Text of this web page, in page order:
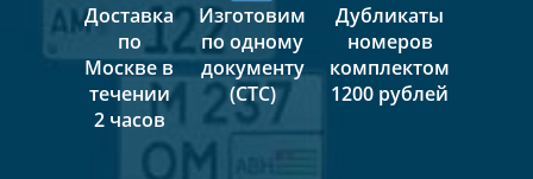
Доставка
по
Москве в
течении
2 часов
Изготовим
по одному
документу
(СТС)
Дубликаты
номеров
комплектом
1200 рублей